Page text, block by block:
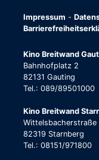
Impressum -
Kino Breitwand
Bahnhofplatz 2
82131 Gauting
Tel.: 089/89501000
Kino Breitwand
Wittelsbacherstraße
82319 Starnberg
Tel.: 08151/971800